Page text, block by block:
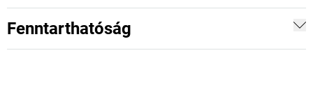
Fenntarthatóság